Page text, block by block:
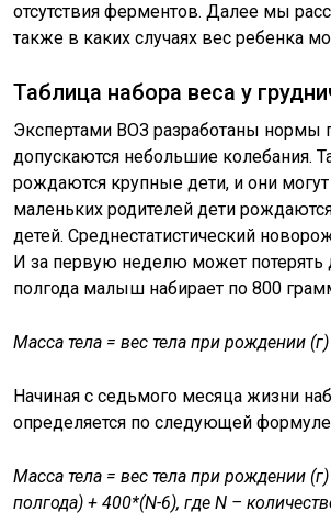
отсутствия ферментов. Далее мы
также в каких случаях вес
Таблица набора веса у
Экспертами ВОЗ разработаны нормы
допускаются небольшие колебания.
рождаются крупные дети, и они
маленьких родителей дети
детей. Среднестатистический
И за первую неделю может потерять
полгода малыш набирает по 800
Масса тела = вес тела при рождении
Начиная с седьмого месяца жизни
определяется по следующей
Масса тела = вес тела при рождении
полгода) + 400*(N-6), где N –